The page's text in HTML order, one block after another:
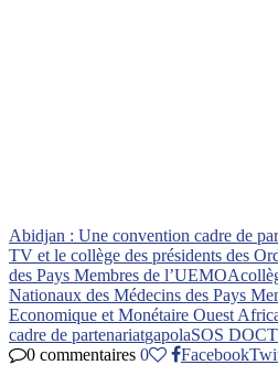
Abidjan : Une convention cadre de
TV et le collège des présidents des
des Pays Membres de l’UEMOA
Nationaux des Médecins des Pays
Economique et Monétaire Ouest
cadre de partenariatgapolaSOS
0 commentaires 0 Facebook